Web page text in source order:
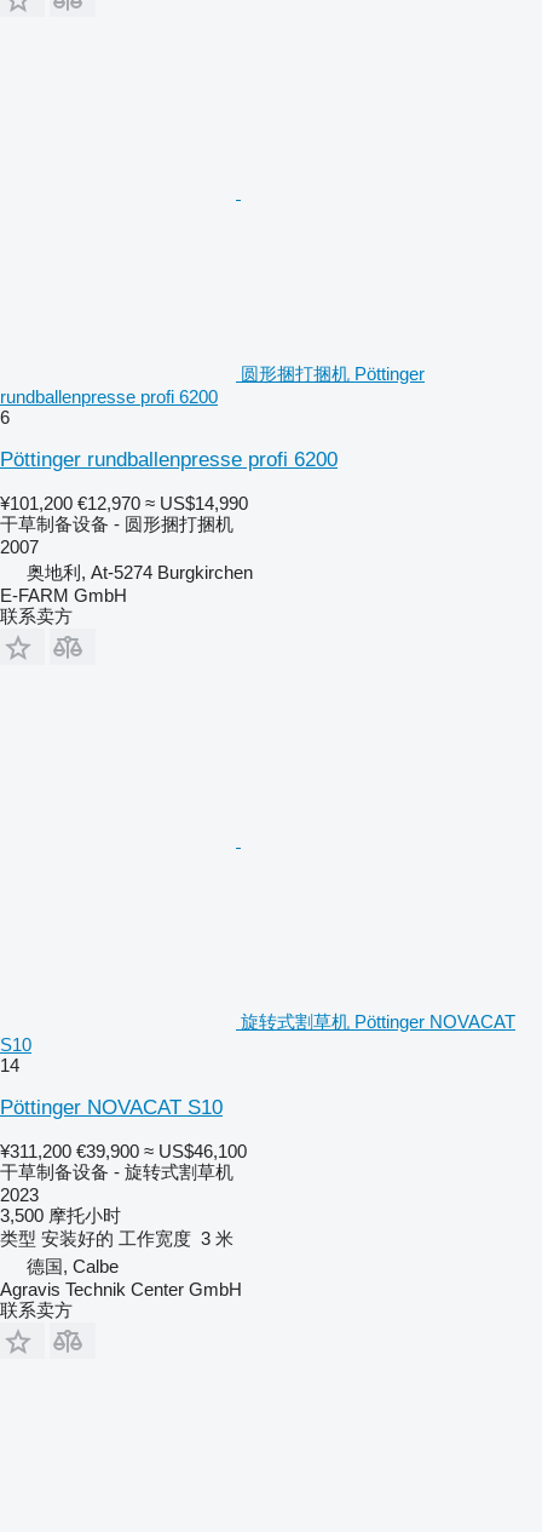
圆形捆打捆机 Pöttinger
rundballenpresse profi 6200
6
Pöttinger rundballenpresse profi 6200
¥101,200 €12,970 ≈ US$14,990
干草制备设备 - 圆形捆打捆机
2007
奥地利, At-5274 Burgkirchen
E-FARM GmbH
联系卖方
旋转式割草机 Pöttinger NOVACAT
S10
14
Pöttinger NOVACAT S10
¥311,200 €39,900 ≈ US$46,100
干草制备设备 - 旋转式割草机
2023
3,500 摩托小时
类型 安装好的 工作宽度 3 米
德国, Calbe
Agravis Technik Center GmbH
联系卖方